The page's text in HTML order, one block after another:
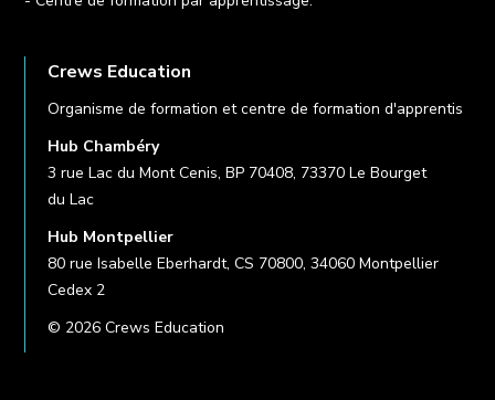
Crews Education
Organisme de formation et centre de formation d'apprentis
Hub Chambéry
3 rue Lac du Mont Cenis, BP 70408, 73370 Le Bourget
du Lac
Hub Montpellier
80 rue Isabelle Eberhardt, CS 70800, 34060 Montpellier
Cedex 2
© 2026 Crews Education